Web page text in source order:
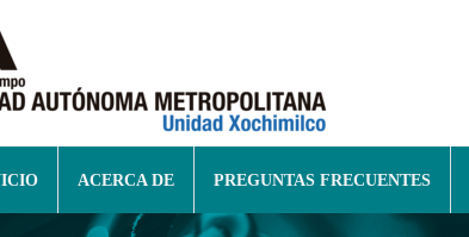
ACERCA DE PREGUNTAS FRECUENTES